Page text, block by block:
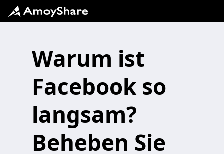
Warum ist
Facebook so
langsam?
Beheben Sie